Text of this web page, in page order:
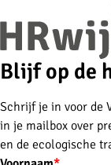
Blijf op de
Schrijf je in voor de
in je mailbox over
en de ecologische